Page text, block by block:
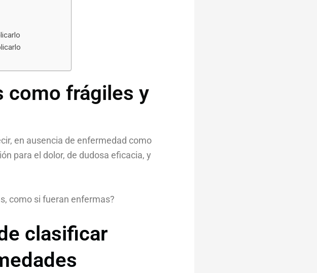
como frágiles y
en ausencia de enfermedad como
para el dolor, de dudosa eficacia, y
como si fueran enfermas?
clasificar